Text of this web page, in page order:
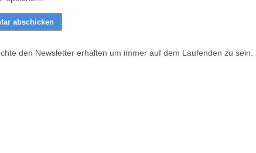
den Newsletter erhalten um immer auf dem Laufenden zu sein.